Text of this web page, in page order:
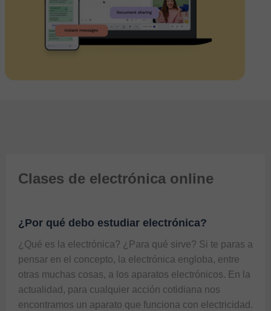
Clases de electrónica online
¿Por qué debo estudiar electrónica?
¿Qué es la electrónica? ¿Para qué sirve? Si te paras a
pensar en el concepto, la electrónica engloba, entre
otras muchas cosas, a los aparatos electrónicos. En la
actualidad, para cualquier acción cotidiana nos
encontramos un aparato que funciona con electricidad.